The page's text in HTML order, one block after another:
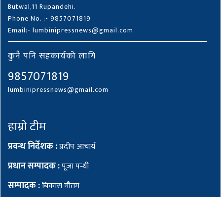
Butwal,11 Rupandehi.
Phone No. :- 9857071819
Email:- lumbinipressnews@gmail.com
कुनै पनि सहकार्यको लागि
9857071819
lumbinipressnews@gmail.com
हाम्रो टीम
प्रवन्ध निर्देशक :प्रदीप आचार्य
प्रधान सम्पादक :पूजा पन्थी
सम्पादक :बिकास गौतम